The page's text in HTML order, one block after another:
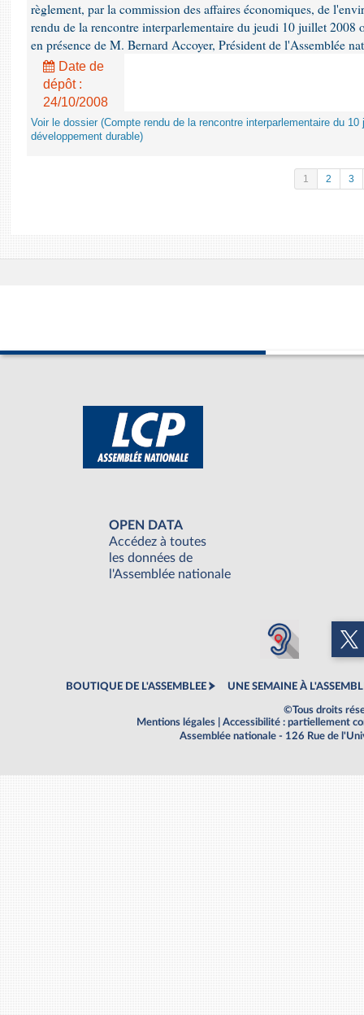
règlement, par la commission des affaires économiques, de
rendu de la rencontre interparlementaire du jeudi 10 juillet 2008
en présence de M. Bernard Accoyer, Président de l'Assemblée
Date de
dépôt :
24/10/2008
Voir le dossier (Compte rendu de la rencontre interparlementaire du
développement durable)
1 2 3
OPEN DATA
Accédez à toutes
les données de
l'Assemblée nationale
BOUTIQUE DE L'ASSEMBLEE UNE SEMAINE À
©Tous droits
Mentions légales
Accessibilité : partiellement
Assemblée nationale - 126 Rue de